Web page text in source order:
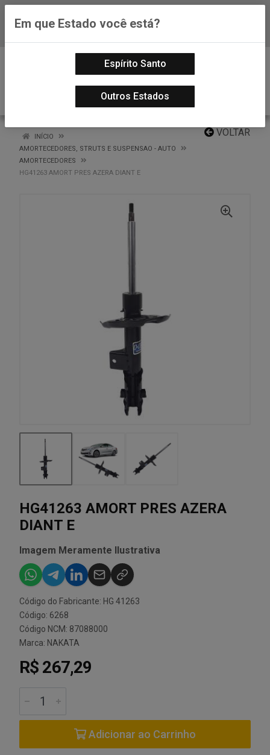
Baixe já nosso APP
VOLTAR
INÍCIO
AMORTECEDORES, STRUTS E SUSPENSAO - AUTO
AMORTECEDORES
HG41263 AMORT PRES AZERA DIANT E
HG41263 AMORT PRES AZERA
DIANT E
Imagem Meramente Ilustrativa
Código do Fabricante: HG 41263
Código: 6268
Código NCM: 87088000
Marca: NAKATA
R$ 267,29
Adicionar ao Carrinho
Em que Estado você está?
Espírito Santo
Outros Estados